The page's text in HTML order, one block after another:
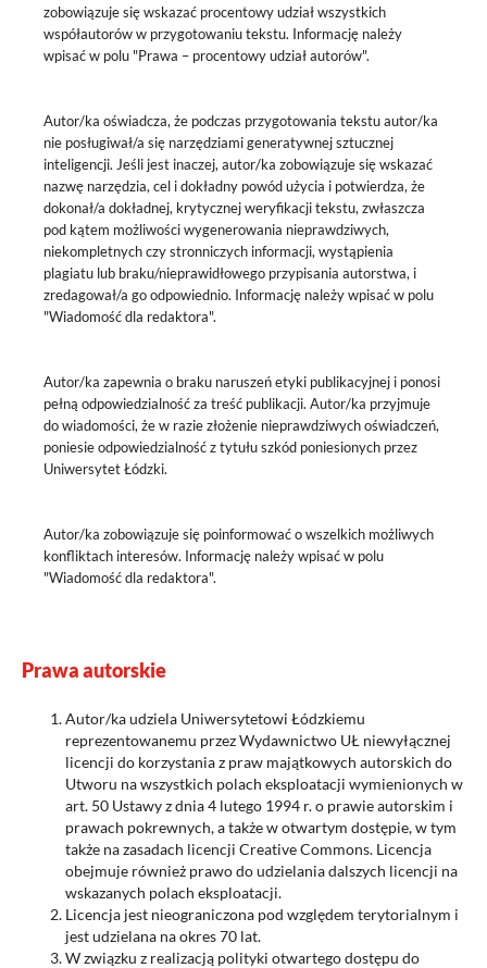
zobowiązuje się wskazać procentowy udział wszystkich
współautorów w przygotowaniu tekstu. Informację należy
wpisać w polu "Prawa – procentowy udział autorów".
Autor/ka oświadcza, że podczas przygotowania tekstu autor/ka
nie posługiwał/a się narzędziami generatywnej sztucznej
inteligencji. Jeśli jest inaczej, autor/ka zobowiązuje się wskazać
nazwę narzędzia, cel i dokładny powód użycia i potwierdza, że
dokonał/a dokładnej, krytycznej weryfikacji tekstu, zwłaszcza
pod kątem możliwości wygenerowania nieprawdziwych,
niekompletnych czy stronniczych informacji, wystąpienia
plagiatu lub braku/nieprawidłowego przypisania autorstwa, i
zredagował/a go odpowiednio. Informację należy wpisać w polu
"Wiadomość dla redaktora".
Autor/ka zapewnia o braku naruszeń etyki publikacyjnej i ponosi
pełną odpowiedzialność za treść publikacji. Autor/ka przyjmuje
do wiadomości, że w razie złożenie nieprawdziwych oświadczeń,
poniesie odpowiedzialność z tytułu szkód poniesionych przez
Uniwersytet Łódzki.
Autor/ka zobowiązuje się poinformować o wszelkich możliwych
konfliktach interesów. Informację należy wpisać w polu
"Wiadomość dla redaktora".
Prawa autorskie
Autor/ka udziela Uniwersytetowi Łódzkiemu
reprezentowanemu przez Wydawnictwo UŁ niewyłącznej
licencji do korzystania z praw majątkowych autorskich do
Utworu na wszystkich polach eksploatacji wymienionych w
art. 50 Ustawy z dnia 4 lutego 1994 r. o prawie autorskim i
prawach pokrewnych, a także w otwartym dostępie, w tym
także na zasadach licencji Creative Commons. Licencja
obejmuje również prawo do udzielania dalszych licencji na
wskazanych polach eksploatacji.
Licencja jest nieograniczona pod względem terytorialnym i
jest udzielana na okres 70 lat.
W związku z realizacją polityki otwartego dostępu do